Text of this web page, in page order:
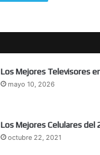
Los Mejores Televisores
mayo 10, 2026
Los Mejores Celulares del
octubre 22, 2021